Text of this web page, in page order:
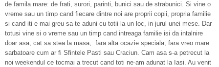
de famila mare: de frati, surori, parinti, bunici sau de strabunici. Si vine o
vreme sau un timp cand fiecare dintre noi are proprii copii, propria familie
si cand iti e mai greu sa te aduni cu totii la un loc, in jurul unei mese. Dar
totusi vine si o vreme sau un timp cand intreaga familie isi da intalnire
doar asa, cat sa stea la masa, fara alta ocazie speciala, fara vreo mare
sarbatoare cum ar fi Sfintele Pasti sau Craciun. Cam asa s-a petrecut la
noi weekendul ce tocmai a trecut cand toti ne-am adunat la Iasi. Au venit